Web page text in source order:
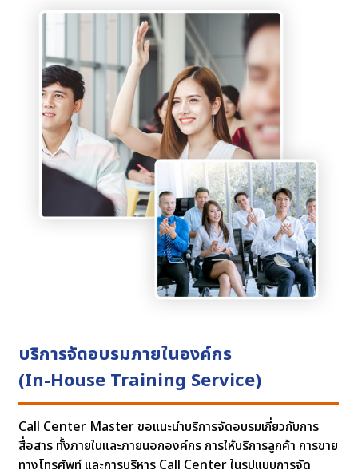
บริการจัดอบรมภายในองค์กร
(In-House Training Service)
Call Center Master ขอแนะนำบริการจัดอบรมเกี่ยวกับการ
สื่อสาร ทั้งภายในและภายนอกองค์กร การให้บริการลูกค้า การขาย
ทางโทรศัพท์ และการบริหาร Call Center ในรูปแบบการจัด